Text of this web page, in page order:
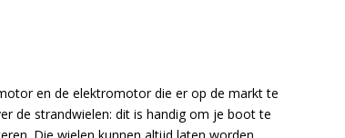
en de elektromotor die er op de markt te
de strandwielen: dit is handig om je boot te